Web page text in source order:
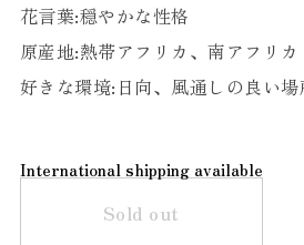
花言葉:穏やかな性格
原産地:熱帯アフリカ、南アフリカ
好きな環境:日向、風通しの良い場
International shipping available
Sold out